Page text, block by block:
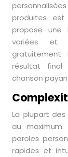
produites est
propose une
variées et
résultat final
chanson
La plupart
au maximum.
paroles
rapides et